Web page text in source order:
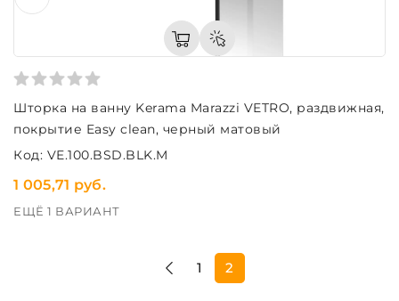
Шторка на ванну Kerama Marazzi VETRO, раздвижная,
покрытие Easy clean, черный матовый
Код: VE.100.BSD.BLK.M
1 005,71 руб.
ЕЩЁ 1 ВАРИАНТ
1 2